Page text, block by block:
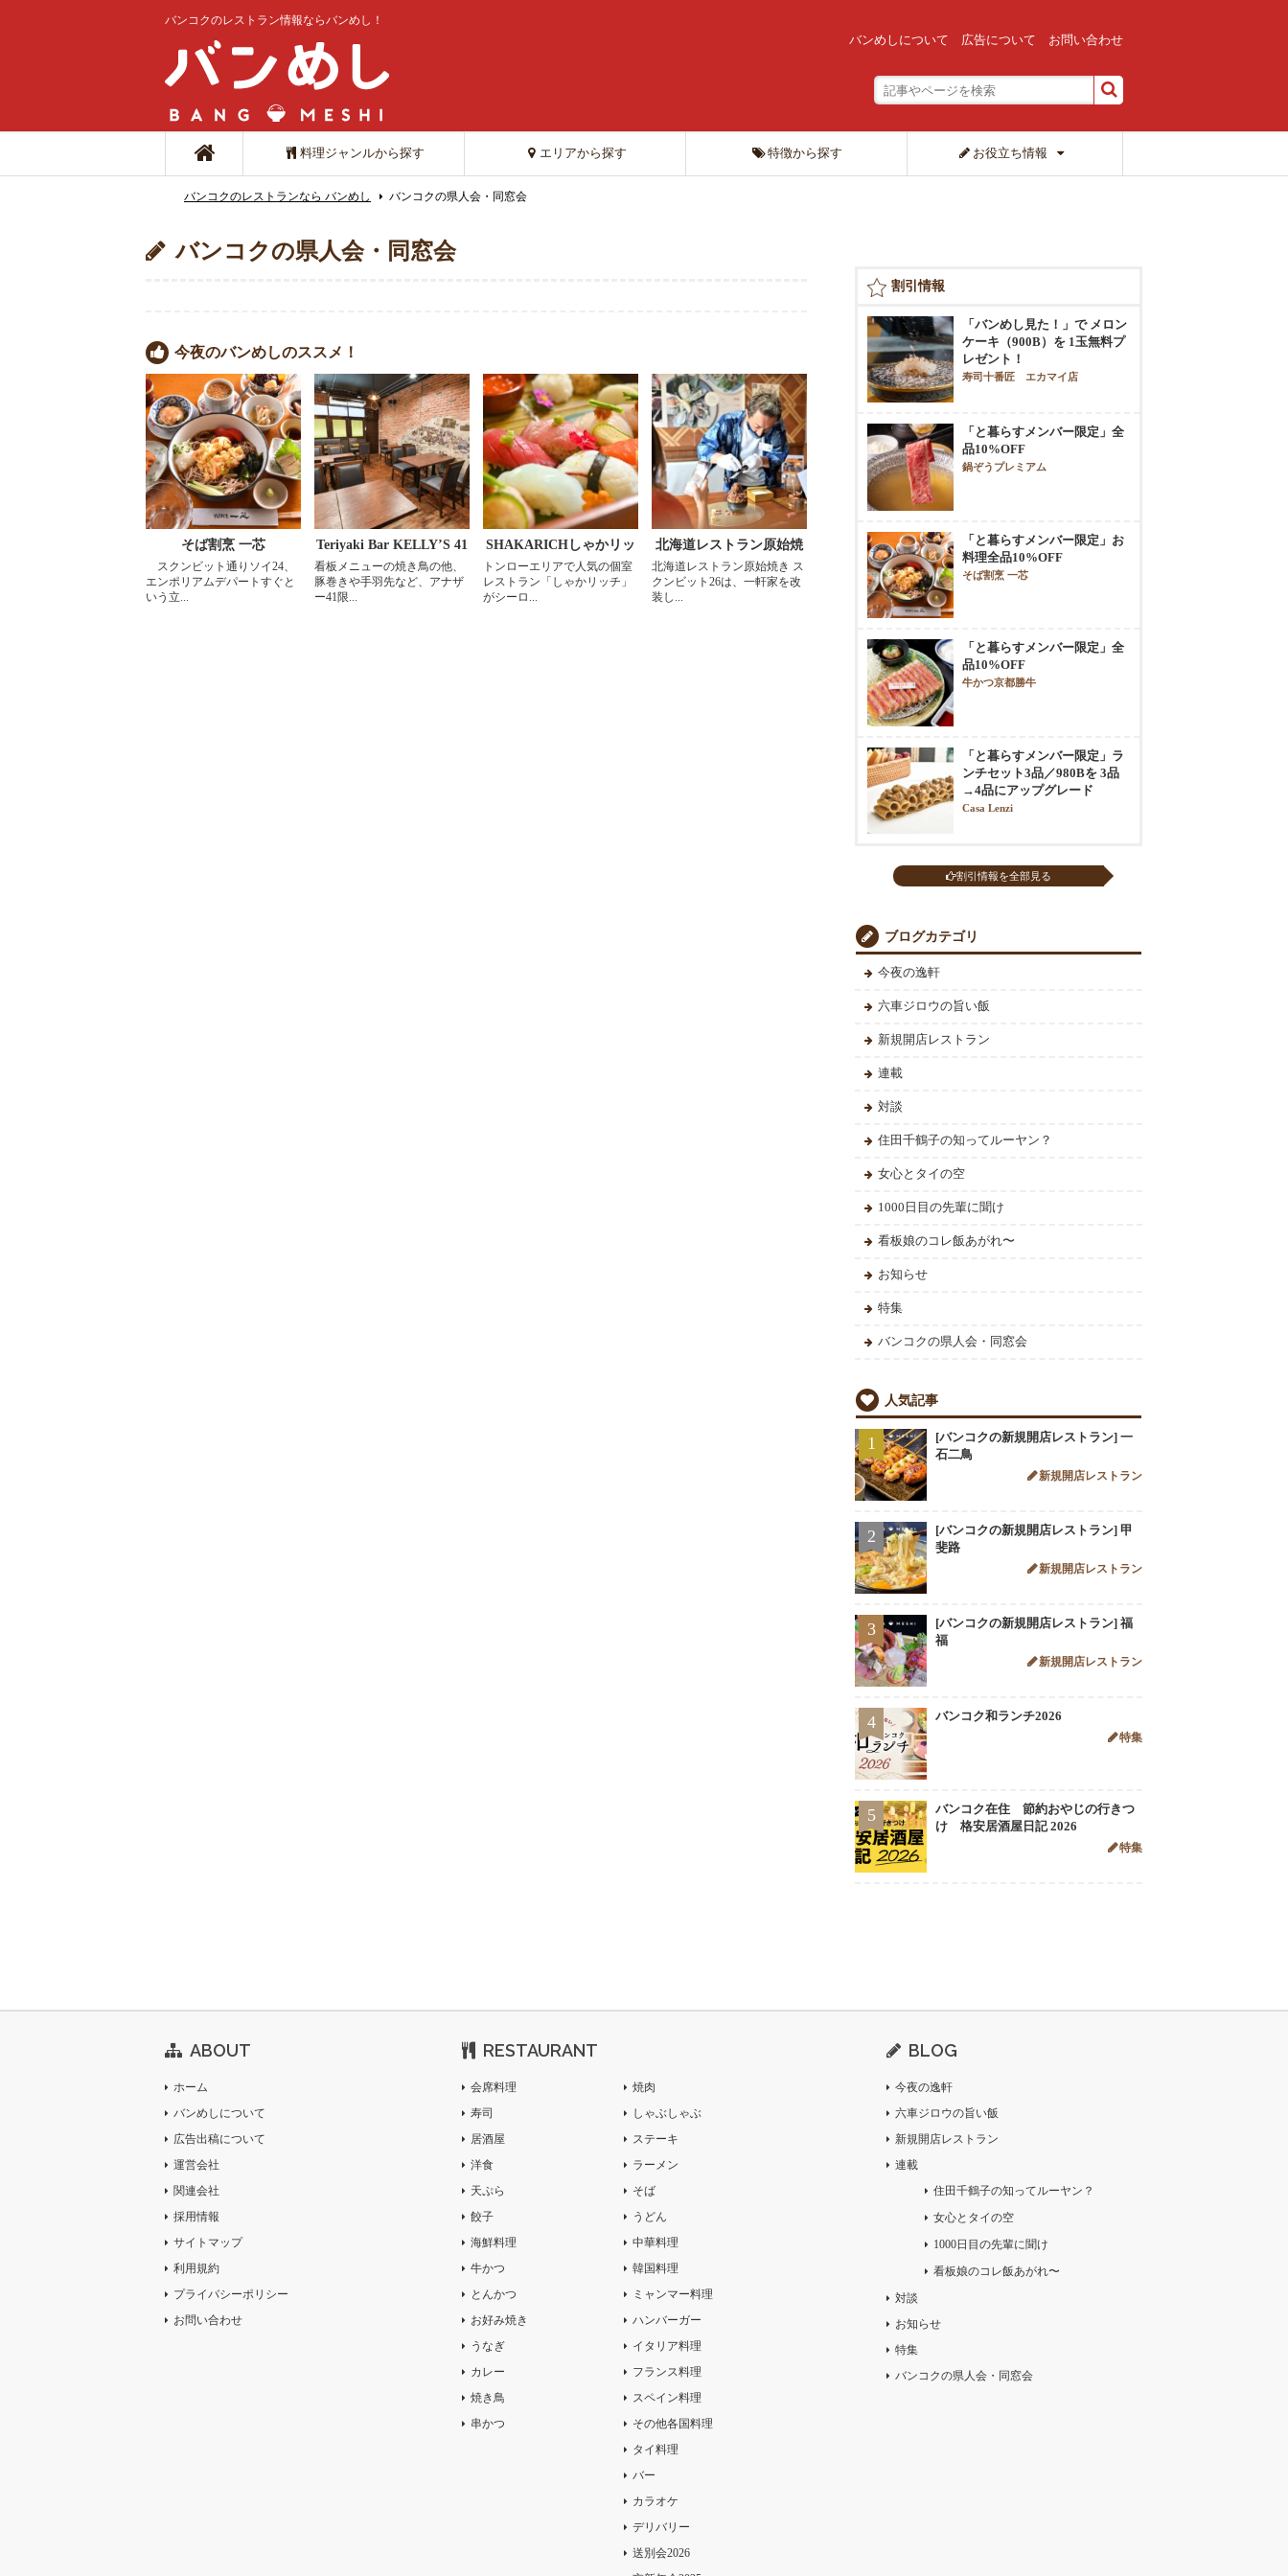
バンコクのレストラン情報ならバンめし！
バンめしについて 広告について お問い合わせ
料理ジャンルから探す エリアから探す 特徴から探す お役立ち情報
バンコクのレストランなら バンめし バンコクの県人会・同窓会
バンコクの県人会・同窓会
今夜のバンめしのススメ！
そば割烹 一芯
スクンビット通りソイ24、
エンポリアムデパートすぐと
いう立...
Teriyaki Bar KELLY’S 41
店
看板メニューの焼き鳥の他、
豚巻きや手羽先など、アナザ
ー41限...
SHAKARICHしゃかリッ
チ スラウォン
トンローエリアで人気の個室
レストラン「しゃかリッチ」
がシーロ...
北海道レストラン原始焼
き スクンビット26
北海道レストラン原始焼き ス
クンビット26は、一軒家を改
装し...
割引情報
「バンめし見た！」で メロン
ケーキ（900B）を 1玉無料プ
レゼント！
寿司十番匠 エカマイ店
「と暮らすメンバー限定」全
品10%OFF
鍋ぞうプレミアム
「と暮らすメンバー限定」お
料理全品10%OFF
そば割烹 一芯
「と暮らすメンバー限定」全
品10%OFF
牛かつ京都勝牛
「と暮らすメンバー限定」ラ
ンチセット3品／980Bを 3品
→4品にアップグレード
Casa Lenzi
割引情報を全部見る
ブログカテゴリ
今夜の逸軒
六車ジロウの旨い飯
新規開店レストラン
連載
対談
住田千鶴子の知ってルーヤン？
女心とタイの空
1000日目の先輩に聞け
看板娘のコレ飯あがれ〜
お知らせ
特集
バンコクの県人会・同窓会
人気記事
1
[バンコクの新規開店レストラン] 一
石二鳥
新規開店レストラン
2
[バンコクの新規開店レストラン] 甲
斐路
新規開店レストラン
3
[バンコクの新規開店レストラン] 福
福
新規開店レストラン
4 バンコク和ランチ2026
特集
5
バンコク在住 節約おやじの行きつ
け 格安居酒屋日記 2026
特集
ABOUT
ホーム
バンめしについて
広告出稿について
運営会社
関連会社
採用情報
サイトマップ
利用規約
プライバシーポリシー
お問い合わせ
RESTAURANT
会席料理
寿司
居酒屋
洋食
天ぷら
餃子
海鮮料理
牛かつ
とんかつ
お好み焼き
うなぎ
カレー
焼き鳥
串かつ
焼肉
しゃぶしゃぶ
ステーキ
ラーメン
そば
うどん
中華料理
韓国料理
ミャンマー料理
ハンバーガー
イタリア料理
フランス料理
スペイン料理
その他各国料理
タイ料理
バー
カラオケ
デリバリー
送別会2026
BLOG
今夜の逸軒
六車ジロウの旨い飯
新規開店レストラン
連載
住田千鶴子の知ってルーヤン？
女心とタイの空
1000日目の先輩に聞け
看板娘のコレ飯あがれ〜
対談
お知らせ
特集
バンコクの県人会・同窓会